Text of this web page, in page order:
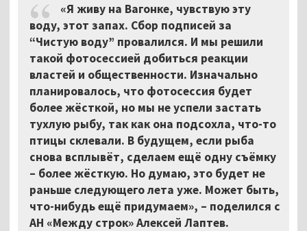
«Я живу на Вагонке, чувствую эту
воду, этот запах. Сбор подписей за
“Чистую воду” провалился. И мы решили
такой фотосессией добиться реакции
властей и общественности. Изначально
планировалось, что фотосессия будет
более жёсткой, но мы не успели застать
тухлую рыбу, так как она подсохла, что-то
птицы склевали. В будущем, если рыба
снова всплывёт, сделаем ещё одну съёмку
– более жёсткую. Но думаю, это будет не
раньше следующего лета уже. Может быть,
что-нибудь ещё придумаем», – поделился с
АН «Между строк» Алексей Лаптев.